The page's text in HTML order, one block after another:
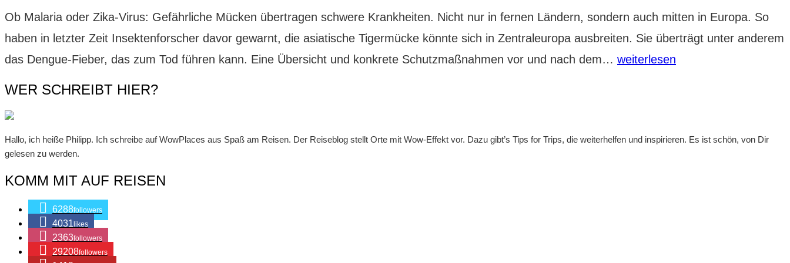
Ob Malaria oder Zika-Virus: Gefährliche Mücken übertragen schwere Krankheiten. Nicht nur in fernen Ländern, sondern auch mitten in Europa. So
haben in letzter Zeit Insektenforscher davor gewarnt, die asiatische Tigermücke könnte sich in Zentraleuropa ausbreiten. Sie überträgt unter anderem
das Dengue-Fieber, das zum Tod führen kann. Eine Übersicht und konkrete Schutzmaßnahmen vor und nach dem… Gefährliche
Du
weiterlesen
WER SCHREIBT HIER?
Hallo, ich heiße Philipp. Ich schreibe auf WowPlaces aus Spaß am Reisen. Der Reiseblog stellt Orte mit Wow-Effekt vor. Dazu gibt’s Tips for Trips, die weiterhelfen und inspirieren. Es ist schön, von Dir
gelesen zu werden.
KOMM MIT AUF REISEN
6288followers
4031likes
2363followers
29208followers